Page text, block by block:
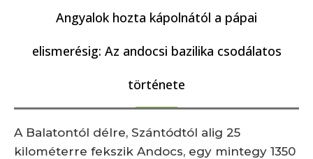
Angyalok hozta kápolnától a pápai
elismerésig: Az andocsi bazilika csodálatos
története
A Balatontól délre, Szántódtól alig 25
kilométerre fekszik Andocs, egy mintegy 1350